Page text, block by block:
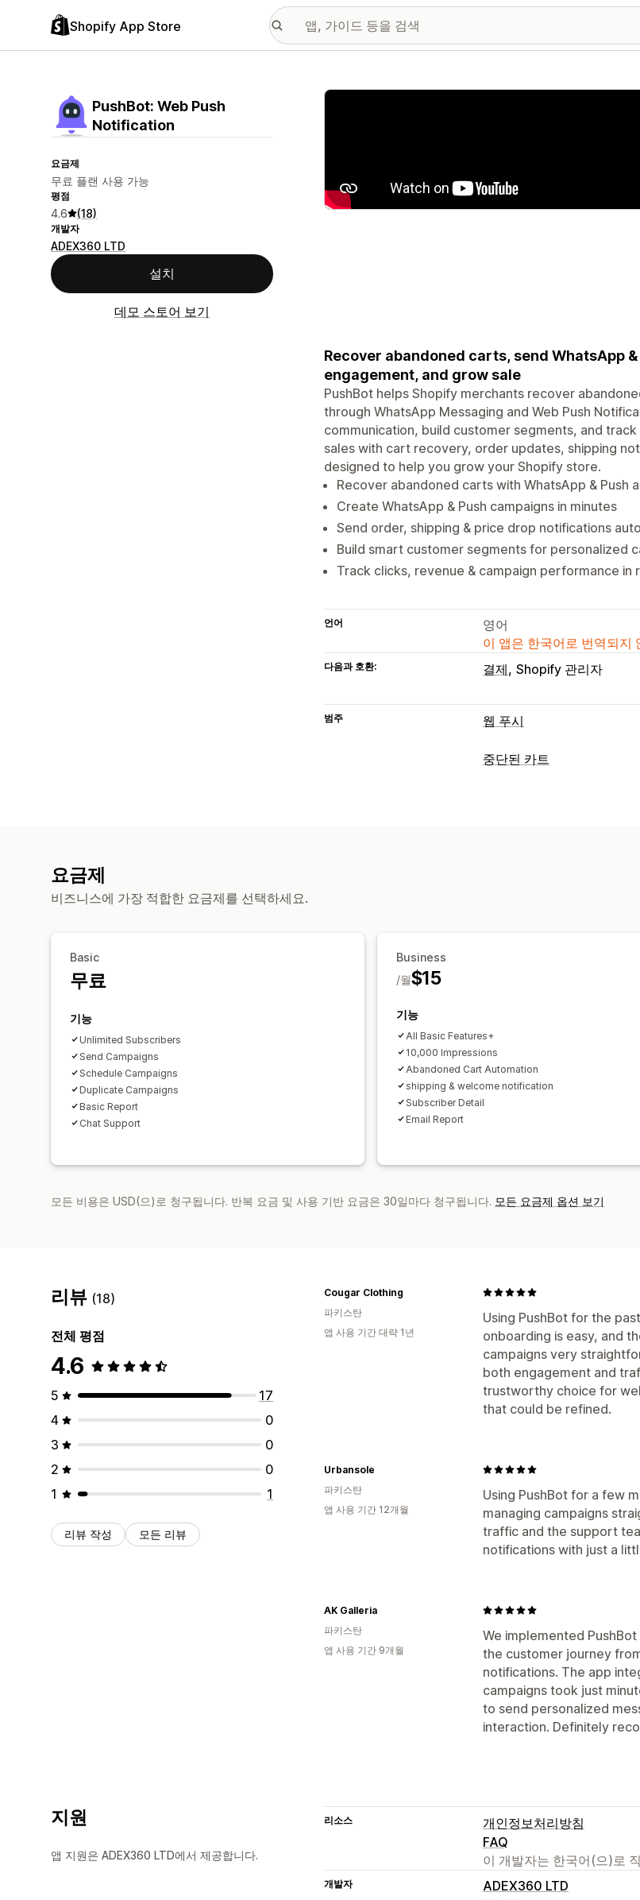
Shopify App Store
PushBot: Web Push
Notification
요금제
무료 플랜 사용 가능
평점
4.6 (18)
개발자
ADEX360 LTD
설치
데모 스토어 보기
추천 이미지 갤러리
Recover abandoned carts, send WhatsApp
engagement, and grow sale
PushBot helps Shopify merchants recover
through WhatsApp Messaging and Web Push
communication, build customer segments, and
sales with cart recovery, order updates, shipping
designed to help you grow your Shopify store.
Recover abandoned carts with WhatsApp & Push
Create WhatsApp & Push campaigns in minutes
Send order, shipping & price drop notifications
Build smart customer segments for personalized
Track clicks, revenue & campaign performance in
언어
영어
이 앱은 한국어로 번역되지
다음과 호환: 결제 Shopify 관리자
범주 웹 푸시
알림 유형
중단된 카트
요금제
비즈니스에 가장 적합한 요금제를 선택하세요.
Basic
무료
기능
Unlimited Subscribers
Send Campaigns
Schedule Campaigns
Duplicate Campaigns
Basic Report
Chat Support
Business
$15
/월
기능
All Basic Features+
10,000 Impressions
Abandoned Cart Automation
shipping & welcome notification
Subscriber Detail
Email Report
모든 비용은 USD(으)로 청구됩니다. 반복 요금 및 사용 기반 요금은 30일마다 청구됩니다. 모든 요금제 옵션 보기
리뷰 (18)
전체 평점
4.6
5
17
4
0
3
0
2
0
1
1
리뷰 작성 모든 리뷰
Using PushBot for the
onboarding is easy, and
campaigns very
both engagement and
trustworthy choice for
that could be refined.
Cougar Clothing
파키스탄
앱 사용 기간 대략 1년
Using PushBot for a few
managing campaigns
traffic and the support
notifications with just a
Urbansole
파키스탄
앱 사용 기간 12개월
We implemented
the customer journey
notifications. The app
campaigns took just
to send personalized
interaction. Definitely
AK Galleria
파키스탄
앱 사용 기간 9개월
지원
앱 지원은 ADEX360 LTD에서 제공합니다.
리소스
개인정보처리방침
FAQ
이 개발자는 한국어(으)로
개발자
ADEX360 LTD